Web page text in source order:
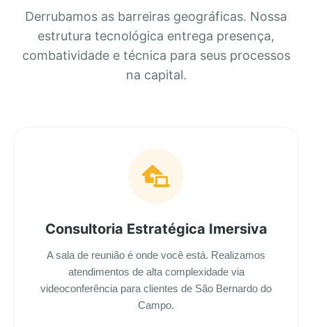
Derrubamos as barreiras geográficas. Nossa
estrutura tecnológica entrega presença,
combatividade e técnica para seus processos
na capital.
Consultoria Estratégica Imersiva
A sala de reunião é onde você está. Realizamos
atendimentos de alta complexidade via
videoconferência para clientes de São Bernardo do
Campo.